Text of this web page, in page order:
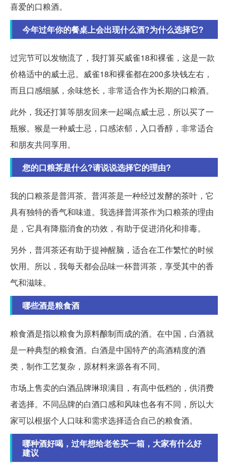
喜爱的口粮酒。
今年过年你的餐桌上会出现什么酒?为什么选择它?
过完节可以发物流了，我打算买威雀18和裸雀，这是一款
价格适中的威士忌。威雀18和裸雀都在200多块钱左右，
而且口感细腻，余味悠长，非常适合作为长期的口粮酒。
此外，我还打算等朋友回来一起喝点威士忌，所以买了一
瓶猴。猴是一种威士忌，口感浓郁，入口香醇，非常适合
和朋友共同享用。
您的口粮茶是什么?请说说选择它的理由?
我的口粮茶是普洱茶。普洱茶是一种经过发酵的茶叶，它
具有独特的香气和味道。我选择普洱茶作为口粮茶的理由
是，它具有降脂消食的功效，有助于促进消化和排毒。
另外，普洱茶还有助于提神醒脑，适合在工作繁忙的时候
饮用。所以，我每天都会品味一杯普洱茶，享受其中的香
气和滋味。
哪些酒是粮食酒
粮食酒是指以粮食为原料酿制而成的酒。在中国，白酒就
是一种典型的粮食酒。白酒是中国特产的高酒精度的酒
类，制作工艺复杂，原材料来源各有不同。
市场上售卖的白酒品牌琳琅满目，有高中低档的，供消费
者选择。不同品牌的白酒口感和风味也各有不同，所以大
家可以根据个人口味和需求选择适合自己的粮食酒。
哪种酒好喝，过年想给老爸买一箱，大家有什么好
建议